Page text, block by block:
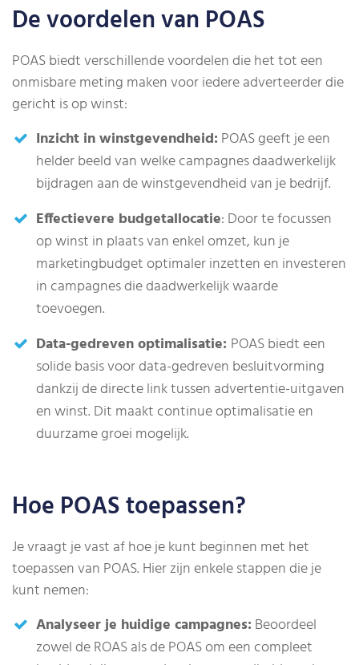
De voordelen van POAS
POAS biedt verschillende voordelen die het tot een
onmisbare meting maken voor iedere adverteerder die
gericht is op winst:
Inzicht in winstgevendheid: POAS geeft je een
helder beeld van welke campagnes daadwerkelijk
bijdragen aan de winstgevendheid van je bedrijf.
Effectievere budgetallocatie: Door te focussen
op winst in plaats van enkel omzet, kun je
marketingbudget optimaler inzetten en investeren
in campagnes die daadwerkelijk waarde
toevoegen.
Data-gedreven optimalisatie: POAS biedt een
solide basis voor data-gedreven besluitvorming
dankzij de directe link tussen advertentie-uitgaven
en winst. Dit maakt continue optimalisatie en
duurzame groei mogelijk.
Hoe POAS toepassen?
Je vraagt je vast af hoe je kunt beginnen met het
toepassen van POAS. Hier zijn enkele stappen die je
kunt nemen:
Analyseer je huidige campagnes: Beoordeel
zowel de ROAS als de POAS om een compleet